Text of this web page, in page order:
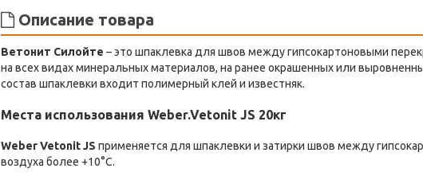
Описание товара
Ветонит Силойте – это шпаклевка для швов между гипсокартоновыми
на всех видах минеральных материалов, на ранее окрашенных или
состав шпаклевки входит полимерный клей и известняк.
Места использования Weber.Vetonit JS 20кг
Weber Vetonit JS применяется для шпаклевки и затирки швов между
воздуха более +10°С.